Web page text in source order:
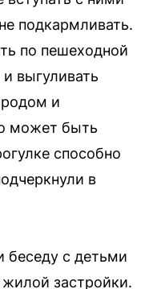
подкармливать.
по пешеходной
выгуливать
и
может быть
способно
в
беседу с детьми
жилой застройки.